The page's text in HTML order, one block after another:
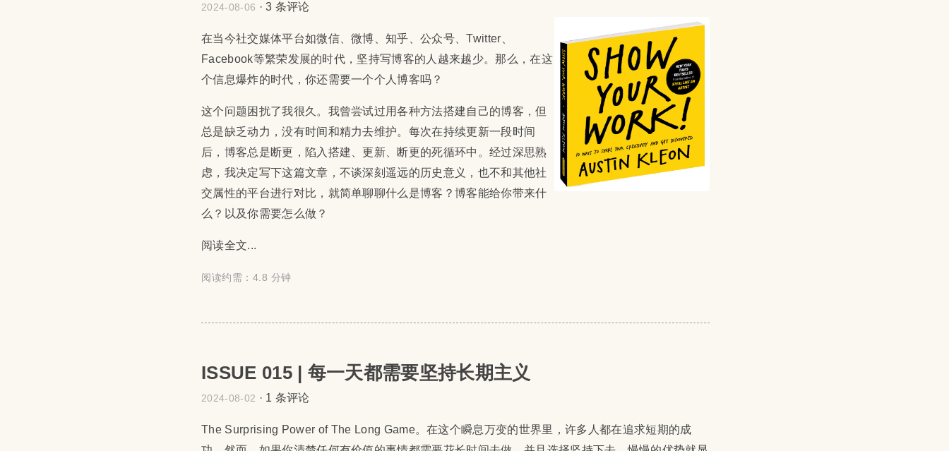
2024-08-06 ·3 条评论
在当今社交媒体平台如微信、微博、知乎、公众号、Twitter、
Facebook等繁荣发展的时代，坚持写博客的人越来越少。那么，在这
个信息爆炸的时代，你还需要一个个人博客吗？
这个问题困扰了我很久。我曾尝试过用各种方法搭建自己的博客，但
总是缺乏动力，没有时间和精力去维护。每次在持续更新一段时间
后，博客总是断更，陷入搭建、更新、断更的死循环中。经过深思熟
虑，我决定写下这篇文章，不谈深刻遥远的历史意义，也不和其他社
交属性的平台进行对比，就简单聊聊什么是博客？博客能给你带来什
么？以及你需要怎么做？
阅读全文...
阅读约需：4.8 分钟
ISSUE 015 | 每一天都需要坚持长期主义
2024-08-02 · 1 条评论
The Surprising Power of The Long Game。在这个瞬息万变的世界里，许多人都在追求短期的成